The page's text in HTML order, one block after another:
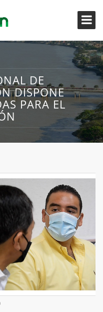
DE
DISPONE
PARA EL